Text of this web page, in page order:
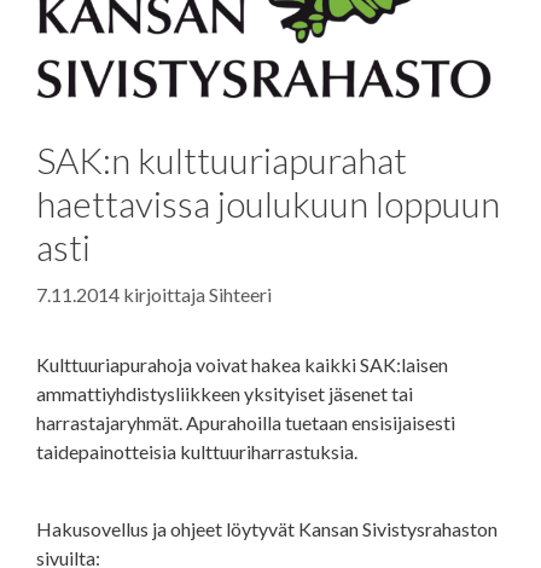
SAK:n kulttuuriapurahat
haettavissa joulukuun loppuun
asti
7.11.2014 kirjoittajaSihteeri
Kulttuuriapurahoja voivat hakea kaikki SAK:laisen
ammattiyhdistysliikkeen yksityiset jäsenet tai
harrastajaryhmät. Apurahoilla tuetaan ensisijaisesti
taidepainotteisia kulttuuriharrastuksia.
Hakusovellus ja ohjeet löytyvät Kansan Sivistysrahaston
sivuilta: